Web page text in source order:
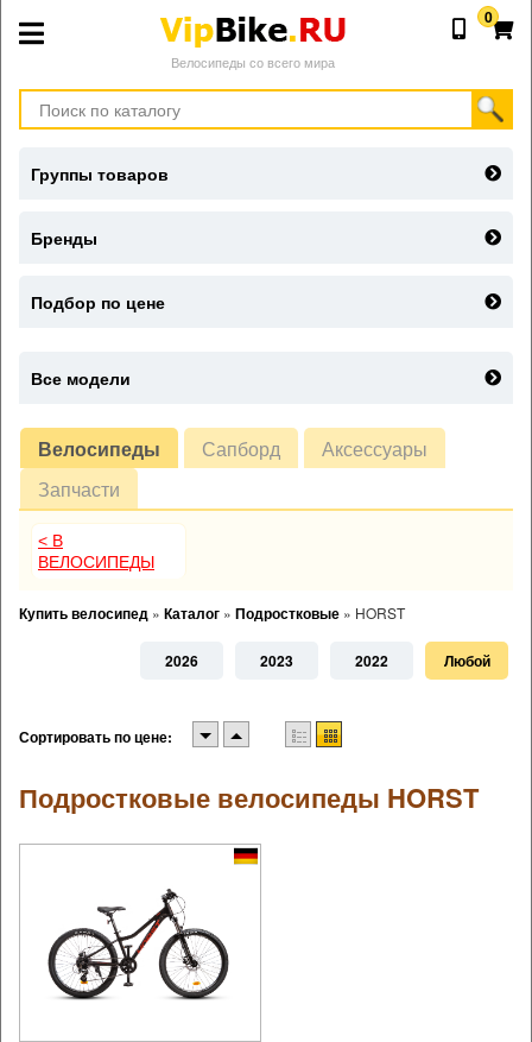
Велосипеды со всего мира
0
Велосипеды Сапборд
Аксессуары
Запчасти
< В
ВЕЛОСИПЕДЫ
Купить велосипед » Каталог » Подростковые » HORST
2026 2023 2022 Любой
Сортировать по цене:
Подростковые велосипеды HORST
Группы товаров
Бренды
Подбор по цене
Все модели